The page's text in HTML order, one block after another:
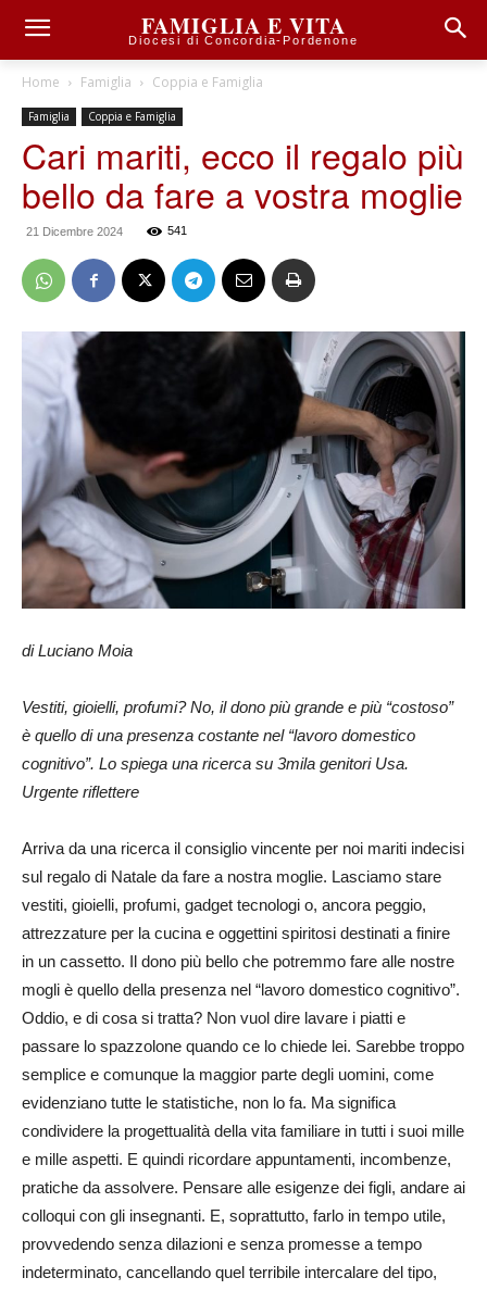
FAMIGLIA E VITA
Diocesi di Concordia-Pordenone
Home Famiglia Coppia e Famiglia
Famiglia Coppia e Famiglia
Cari mariti, ecco il regalo più
bello da fare a vostra moglie
21 Dicembre 2024 541
di Luciano Moia
Vestiti, gioielli, profumi? No, il dono più grande e più “costoso”
è quello di una presenza costante nel “lavoro domestico
cognitivo”. Lo spiega una ricerca su 3mila genitori Usa.
Urgente riflettere
Arriva da una ricerca il consiglio vincente per noi mariti indecisi
sul regalo di Natale da fare a nostra moglie. Lasciamo stare
vestiti, gioielli, profumi, gadget tecnologi o, ancora peggio,
attrezzature per la cucina e oggettini spiritosi destinati a finire
in un cassetto. Il dono più bello che potremmo fare alle nostre
mogli è quello della presenza nel “lavoro domestico cognitivo”.
Oddio, e di cosa si tratta? Non vuol dire lavare i piatti e
passare lo spazzolone quando ce lo chiede lei. Sarebbe troppo
semplice e comunque la maggior parte degli uomini, come
evidenziano tutte le statistiche, non lo fa. Ma significa
condividere la progettualità della vita familiare in tutti i suoi mille
e mille aspetti. E quindi ricordare appuntamenti, incombenze,
pratiche da assolvere. Pensare alle esigenze dei figli, andare ai
colloqui con gli insegnanti. E, soprattutto, farlo in tempo utile,
provvedendo senza dilazioni e senza promesse a tempo
indeterminato, cancellando quel terribile intercalare del tipo,